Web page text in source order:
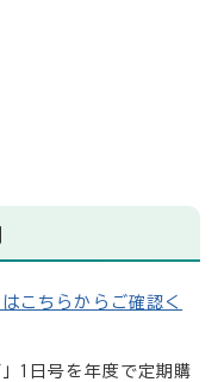
こちらからご確認く
1日号を年度で定期購